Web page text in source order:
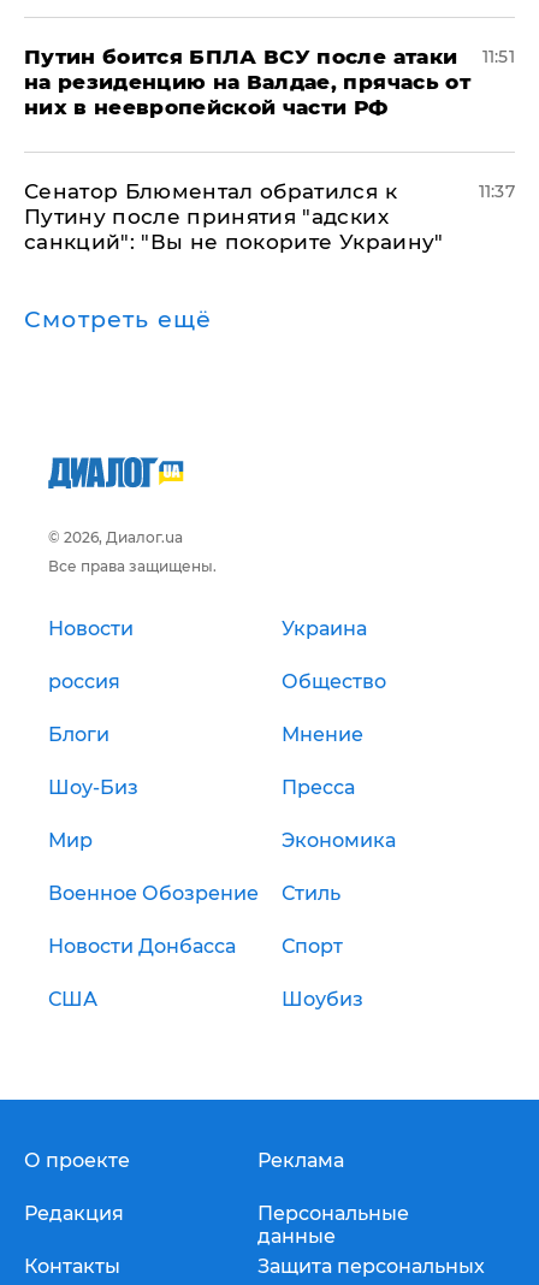
Путин боится БПЛА ВСУ после атаки
на резиденцию на Валдае, прячась от
них в неевропейской части РФ
11:51
Сенатор Блюментал обратился к
Путину после принятия "адских
санкций": "Вы не покорите Украину"
11:37
Смотреть ещё
© 2026, Диалог.ua
Все права защищены.
Новости Украина
россия Общество
Блоги Мнение
Шоу-Биз Пресса
Мир Экономика
Военное Обозрение Стиль
Новости Донбасса Спорт
США Шоубиз
О проекте
Редакция
Контакты
Реклама
Персональные
данные
Защита персональных